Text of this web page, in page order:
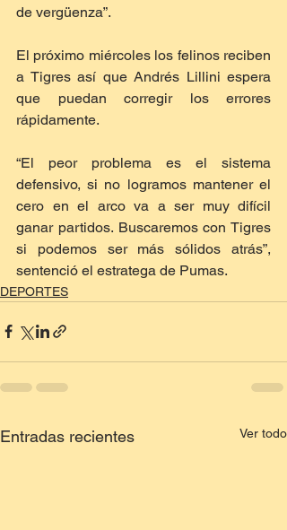
de vergüenza”.
El próximo miércoles los felinos reciben
a Tigres así que Andrés Lillini espera
que puedan corregir los errores
rápidamente.
“El peor problema es el sistema
defensivo, si no logramos mantener el
cero en el arco va a ser muy difícil
ganar partidos. Buscaremos con Tigres
si podemos ser más sólidos atrás”,
sentenció el estratega de Pumas.
DEPORTES
Entradas recientes Ver todo